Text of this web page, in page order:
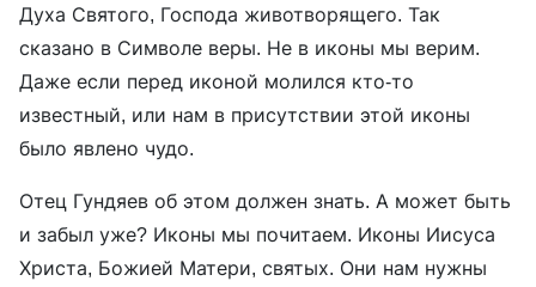
Духа Святого, Господа животворящего. Так
сказано в Символе веры. Не в иконы мы верим.
Даже если перед иконой молился кто-то
известный, или нам в присутствии этой иконы
было явлено чудо.
Отец Гундяев об этом должен знать. А может быть
и забыл уже? Иконы мы почитаем. Иконы Иисуса
Христа, Божией Матери, святых. Они нам нужны